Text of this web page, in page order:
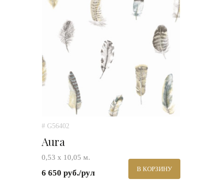
# G56402
Aura
0,53 х 10,05 м.
6 650 руб./рул В КОРЗИНУ